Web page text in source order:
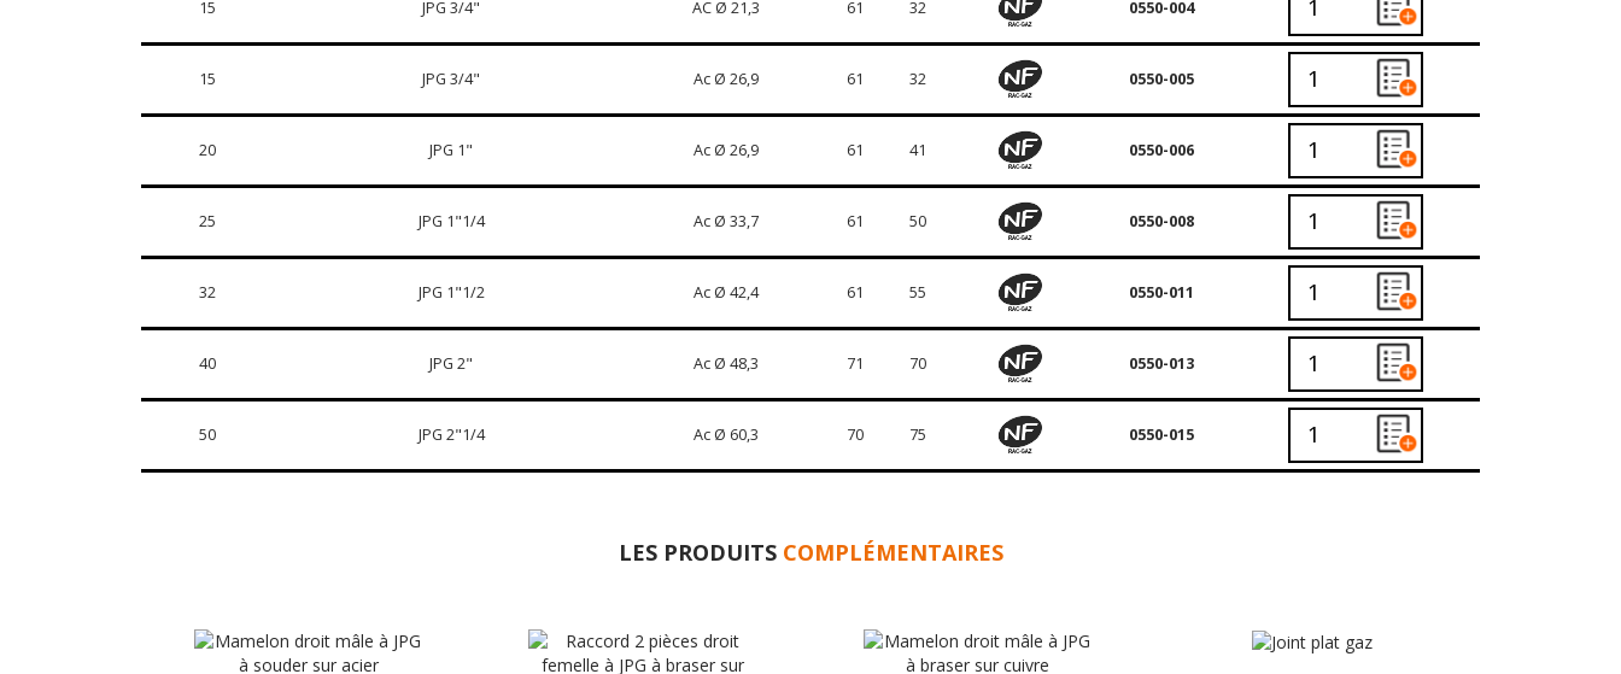
15 JPG 3/4" AC Ø 21,3 61 32 0550-004
15 JPG 3/4" Ac Ø 26,9 61 32 0550-005
20 JPG 1" Ac Ø 26,9 61 41 0550-006
25 JPG 1"1/4 Ac Ø 33,7 61 50 0550-008
32 JPG 1"1/2 Ac Ø 42,4 61 55 0550-011
40 JPG 2" Ac Ø 48,3 71 70 0550-013
50 JPG 2"1/4 Ac Ø 60,3 70 75 0550-015
LES PRODUITS COMPLÉMENTAIRES